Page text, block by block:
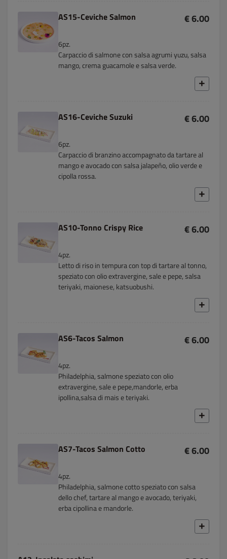
AS15-Ceviche Salmon € 6.00
6pz.
Carpaccio di salmone con salsa agrumi yuzu, salsa
mango, crema guacamole e salsa verde.
AS16-Ceviche Suzuki € 6.00
6pz.
Carpaccio di branzino accompagnato da tartare al
mango e avocado con salsa jalapeño, olio verde e
cipolla rossa.
AS10-Tonno Crispy Rice € 6.00
4pz.
Letto di riso in tempura con top di tartare al tonno,
speziato con olio extravergine, sale e pepe, salsa
teriyaki, maionese, katsuobushi.
AS6-Tacos Salmon € 6.00
4pz.
Philadelphia, salmone speziato con olio
extravergine, sale e pepe,mandorle, erba
ipollina,salsa di mais e teriyaki.
AS7-Tacos Salmon Cotto € 6.00
4pz.
Philadelphia, salmone cotto speziato con salsa
dello chef, tartare al mango e avocado, teriyaki,
erba cipollina e mandorle.